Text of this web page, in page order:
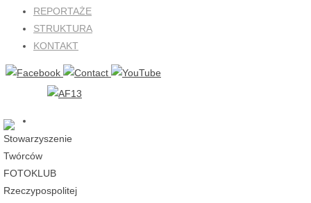
REPORTAŻE
STRUKTURA
KONTAKT